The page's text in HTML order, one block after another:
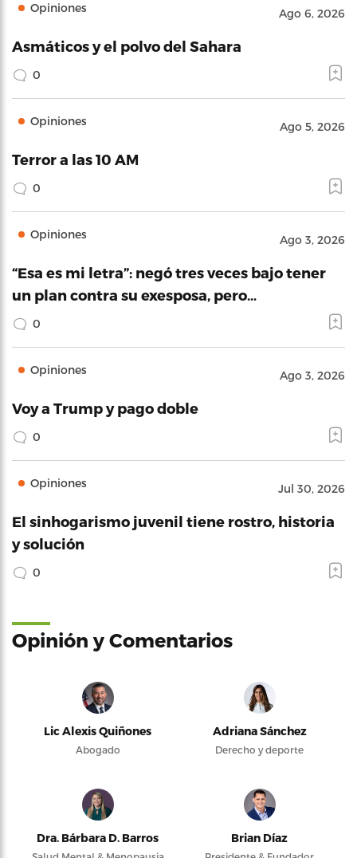
Opiniones Ago 6, 2026
Asmáticos y el polvo del Sahara
0
Opiniones Ago 5, 2026
Terror a las 10 AM
0
Opiniones Ago 3, 2026
“Esa es mi letra”: negó tres veces bajo tener
un plan contra su exesposa, pero…
0
Opiniones Ago 3, 2026
Voy a Trump y pago doble
0
Opiniones Jul 30, 2026
El sinhogarismo juvenil tiene rostro, historia
y solución
0
Opinión y Comentarios
Lic Alexis Quiñones
Abogado
Adriana Sánchez
Derecho y deporte
Dra. Bárbara D. Barros Brian Díaz